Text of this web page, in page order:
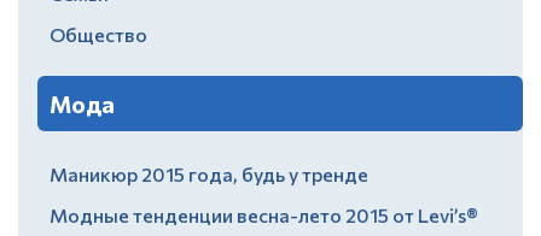
Общество
Мода
Маникюр 2015 года, будь у тренде
Модные тенденции весна-лето 2015 от Levi’s®